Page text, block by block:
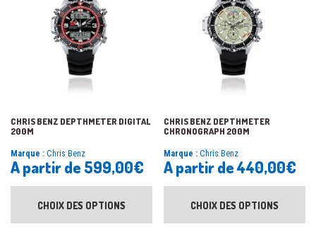
CHRIS BENZ DEPTHMETER DIGITAL
200M
Marque : Chris Benz
A partir de 599,00€
CHOIX DES OPTIONS
CHRIS BENZ DEPTHMETER
CHRONOGRAPH 200M
Marque : Chris Benz
A partir de440,00€
CHOIX DES OPTIONS